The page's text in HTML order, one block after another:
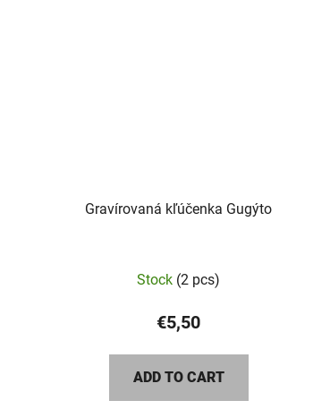
Gravírovaná kľúčenka Gugýto
Stock (2 pcs)
€5,50
ADD TO CART